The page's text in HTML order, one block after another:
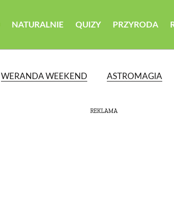
NATURALNIE QUIZY PRZYRODA
WERANDA WEEKEND ASTROMAGIA
REKLAMA